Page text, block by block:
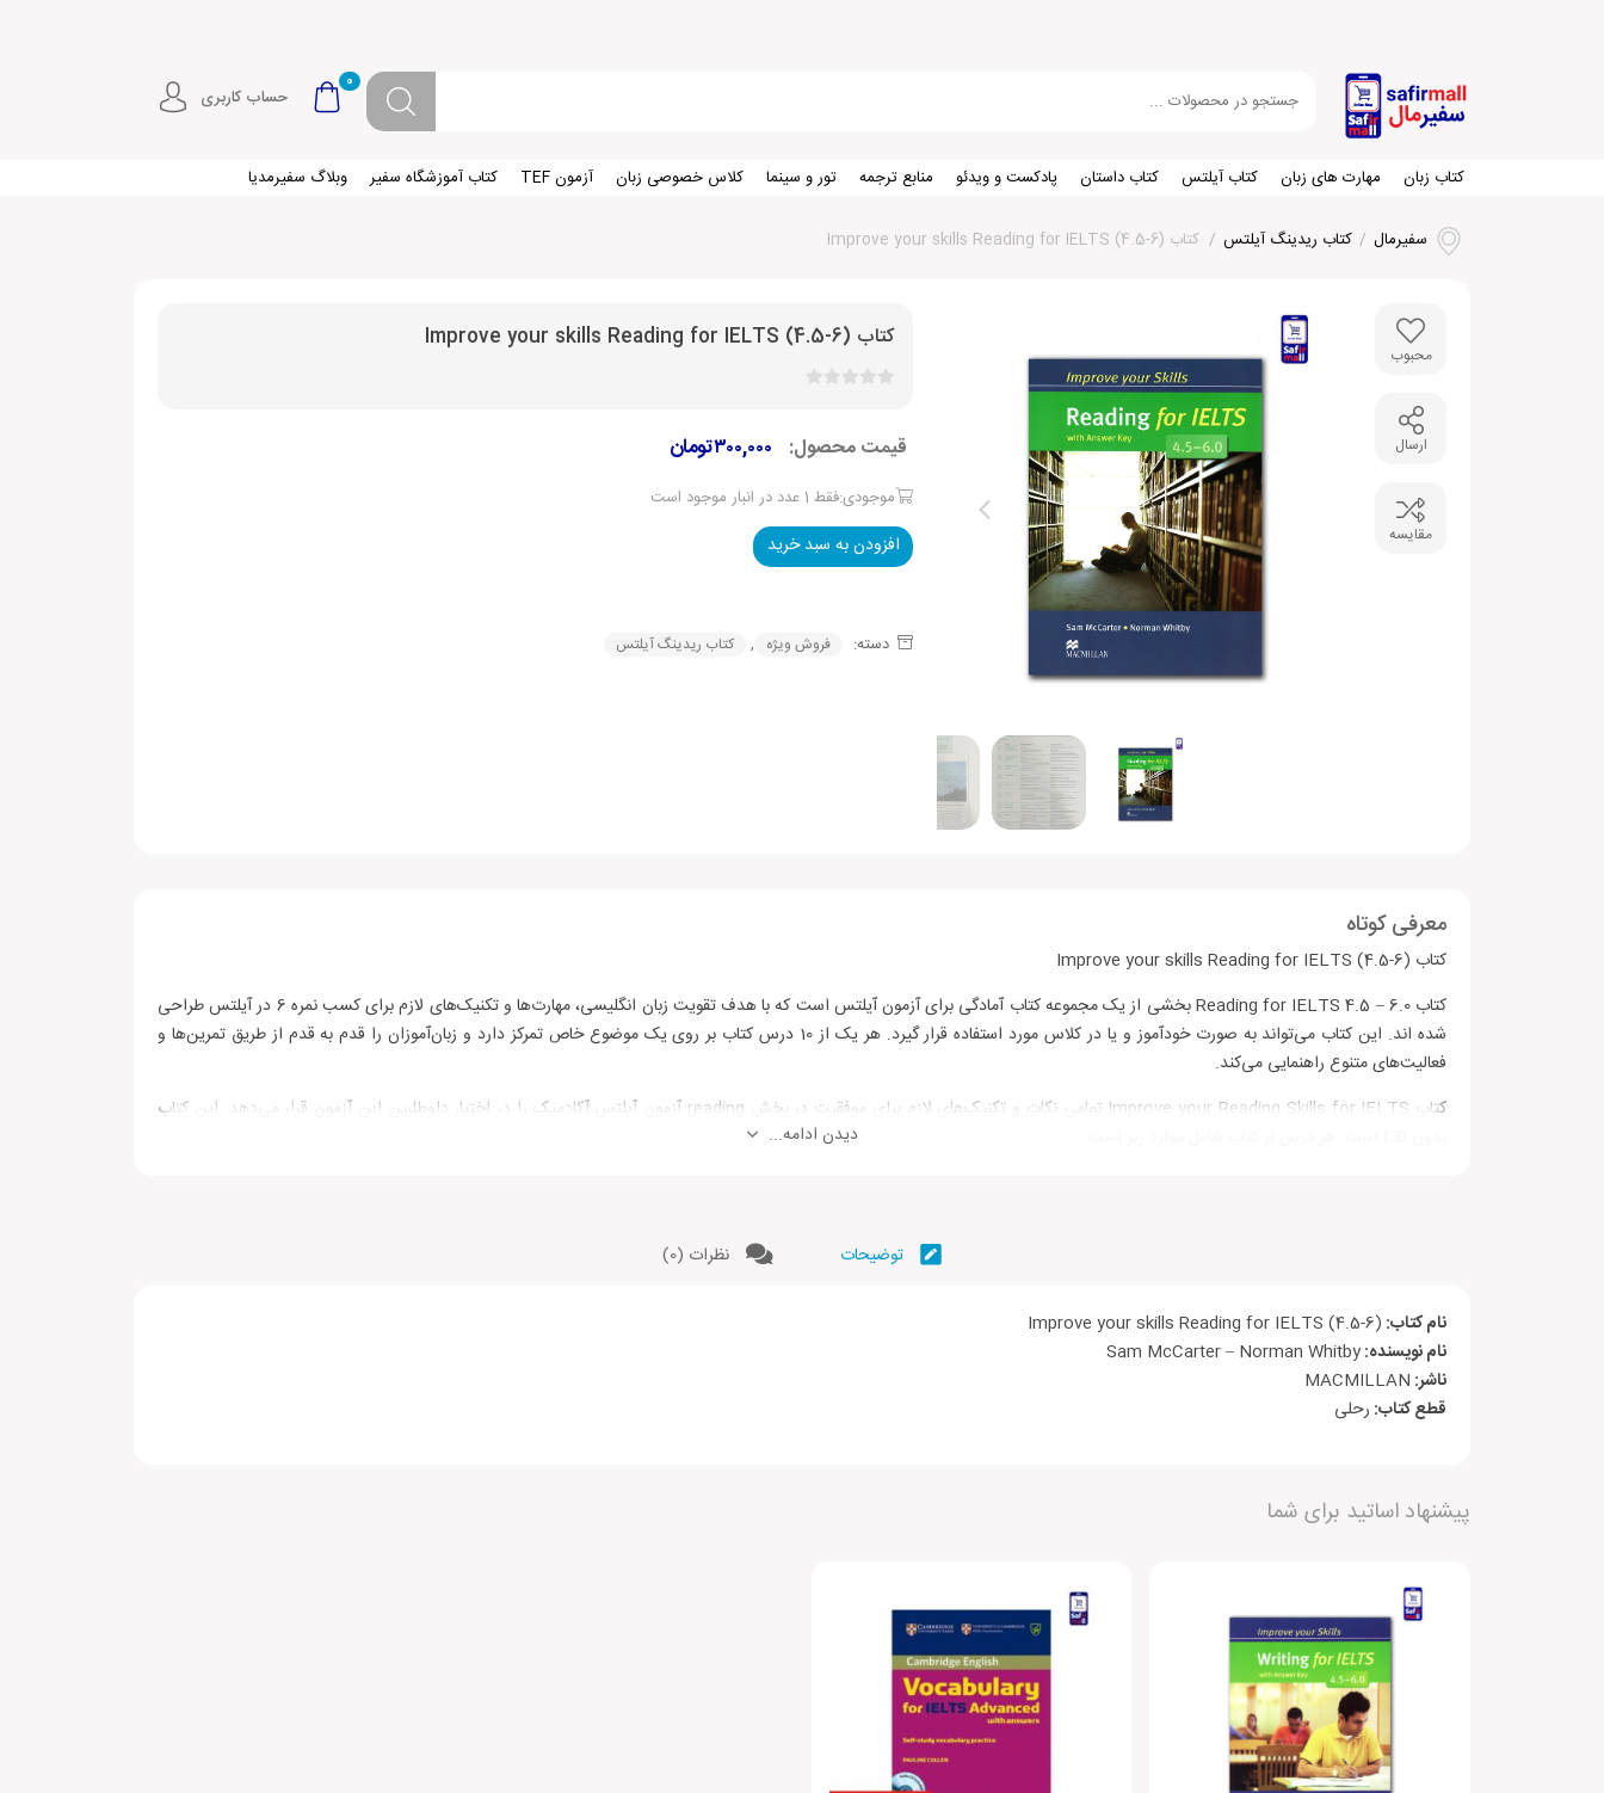
0
حساب کاربری
کتاب زبان مهارت های زبان کتاب آیلتس کتاب داستان پادکست و ویدئو منابع ترجمه تور و سینما کلاس خصوصی زبان آزمون TEF کتاب آموزشگاه سفیر وبلاگ سفیرمدیا
سفیرمال / کتاب ریدینگ آیلتس / کتاب Improve your skills Reading for IELTS (4.5-6)
محبوب
ارسال
مقایسه
کتاب Improve your skills Reading for IELTS (4.5-6)
قیمت محصول: تومان۳۰۰,۰۰۰
موجودی:فقط 1 عدد در انبار موجود است
افزودن به سبد خرید
دسته: فروش ویژه , کتاب ریدینگ آیلتس
معرفی کوتاه
کتاب Improve your skills Reading for IELTS (4.5-6)
کتاب Reading for IELTS 4.5 – 6.0 بخشی از یک مجموعه کتاب آمادگی برای آزمون آیلتس است که با هدف تقویت زبان انگلیسی، مهارت‌ها و تکنیک‌های لازم برای کسب نمره 6 در آیلتس طراحی
شده اند. این کتاب می‌تواند به صورت خودآموز و یا در کلاس مورد استفاده قرار گیرد. هر یک از 10 درس کتاب بر روی یک موضوع خاص تمرکز دارد و زبان‌آموزان را قدم به قدم از طریق تمرین‌ها و
فعالیت‌های متنوع راهنمایی می‌کند.
کتاب Improve your Reading Skills for IELTS تمامی نکات و تکنیک‌های لازم برای موفقیت در بخش reading آزمون آیلتس آکادمیک را در اختیار داوطلبین این آزمون قرار می‌دهد. این کتاب
بخش Exam reading:
شامل متن و نمونه سوالات آیلتس
دیدن ادامه...
توضیحات نظرات (0)
نام کتاب: Improve your skills Reading for IELTS (4.5-6)
نام نویسنده:Sam McCarter – Norman Whitby
ناشر: MACMILLAN
قطع کتاب: رحلی
دیگران را با نوشتن نظرات خود، برای انتخاب این محصول راهنمایی کنید.
هنوز بررسی‌ای ثبت نشده است.
پیشنهاد اساتید برای شما